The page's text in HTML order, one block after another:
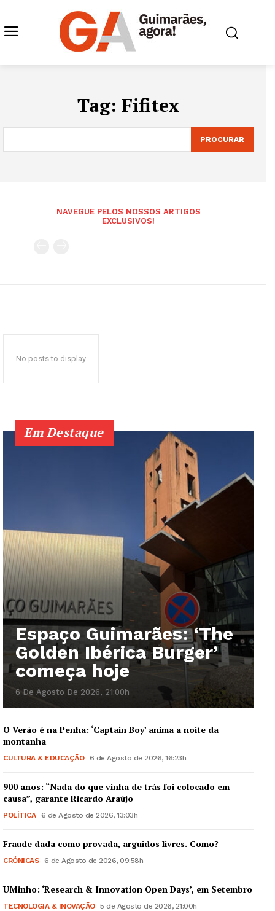
Guimarães, agora!
Tag: Fifitex
PROCURAR
NAVEGUE PELOS NOSSOS ARTIGOS
EXCLUSIVOS!
No posts to display
Em Destaque
Espaço Guimarães: ‘The
Golden Ibérica Burger’
começa hoje
6 De Agosto De 2026, 21:00h
O Verão é na Penha: ‘Captain Boy’ anima a noite da
montanha
CULTURA & EDUCAÇÃO 6 de Agosto de 2026, 16:23h
900 anos: “Nada do que vinha de trás foi colocado em
causa”, garante Ricardo Araújo
POLÍTICA 6 de Agosto de 2026, 13:03h
Fraude dada como provada, arguidos livres. Como?
CRÓNICAS 6 de Agosto de 2026, 09:58h
UMinho: ‘Research & Innovation Open Days’, em Setembro
TECNOLOGIA & INOVAÇÃO 5 de Agosto de 2026, 21:00h